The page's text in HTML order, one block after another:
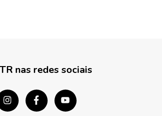
nas redes sociais